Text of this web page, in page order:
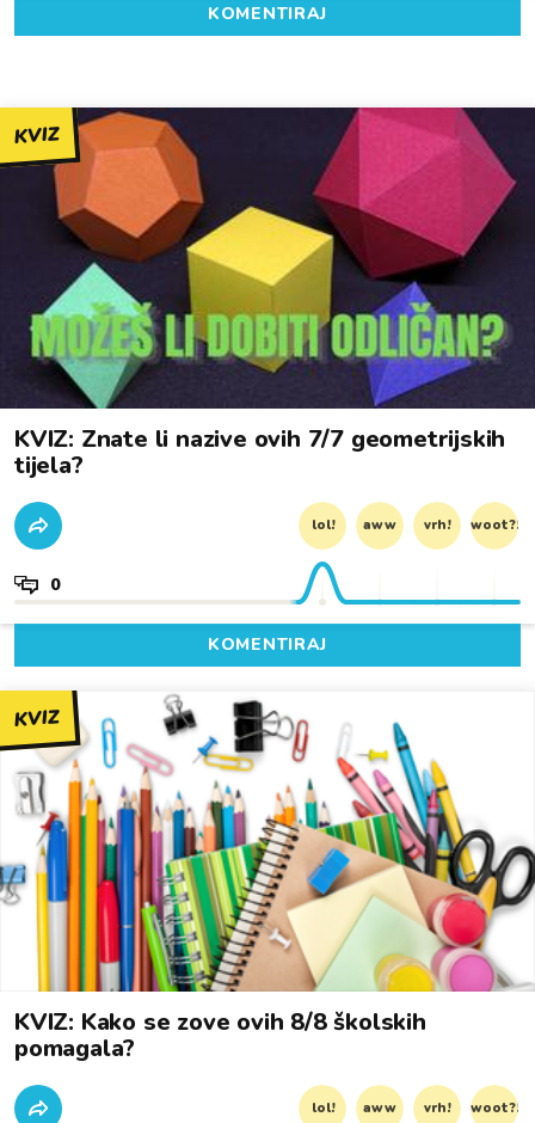
KOMENTIRAJ
KVIZ
KVIZ: Znate li nazive ovih 7/7 geometrijskih
tijela?
lol! aww vrh! woot?!
0
KOMENTIRAJ
KVIZ
KVIZ: Kako se zove ovih 8/8 školskih
pomagala?
lol! aww vrh! woot?!